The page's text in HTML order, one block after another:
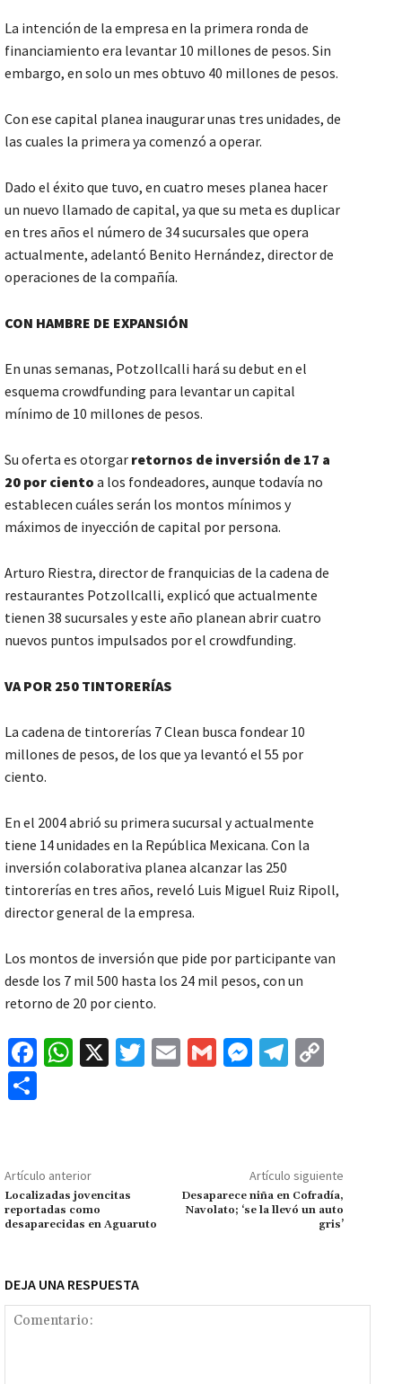
La intención de la empresa en la primera ronda de
financiamiento era levantar 10 millones de pesos. Sin
embargo, en solo un mes obtuvo 40 millones de pesos.
Con ese capital planea inaugurar unas tres unidades, de
las cuales la primera ya comenzó a operar.
Dado el éxito que tuvo, en cuatro meses planea hacer
un nuevo llamado de capital, ya que su meta es duplicar
en tres años el número de 34 sucursales que opera
actualmente, adelantó Benito Hernández, director de
operaciones de la compañía.
CON HAMBRE DE EXPANSIÓN
En unas semanas, Potzollcalli hará su debut en el
esquema crowdfunding para levantar un capital
mínimo de 10 millones de pesos.
Su oferta es otorgar retornos de inversión de 17 a
20 por ciento a los fondeadores, aunque todavía no
establecen cuáles serán los montos mínimos y
máximos de inyección de capital por persona.
Arturo Riestra, director de franquicias de la cadena de
restaurantes Potzollcalli, explicó que actualmente
tienen 38 sucursales y este año planean abrir cuatro
nuevos puntos impulsados por el crowdfunding.
VA POR 250 TINTORERÍAS
La cadena de tintorerías 7 Clean busca fondear 10
millones de pesos, de los que ya levantó el 55 por
ciento.
En el 2004 abrió su primera sucursal y actualmente
tiene 14 unidades en la República Mexicana. Con la
inversión colaborativa planea alcanzar las 250
tintorerías en tres años, reveló Luis Miguel Ruiz Ripoll,
director general de la empresa.
Los montos de inversión que pide por participante van
desde los 7 mil 500 hasta los 24 mil pesos, con un
retorno de 20 por ciento.
Fa
o
k
W
p
p
X
T
E
G
M
ge
r
Te
m Li
n
k
p
ar
tir
Artículo anterior
Localizadas jovencitas
reportadas como
desaparecidas en Aguaruto
Artículo siguiente
Desaparece niña en Cofradía,
Navolato; ‘se la llevó un auto
gris’
DEJA UNA RESPUESTA